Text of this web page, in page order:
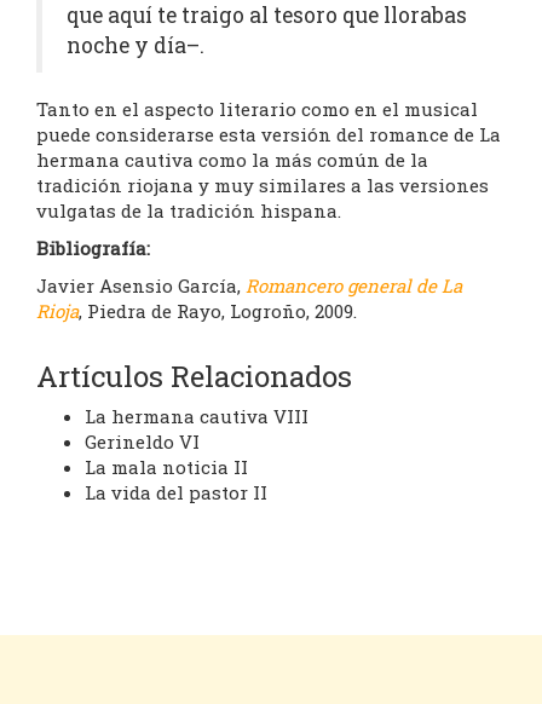
que aquí te traigo al tesoro que llorabas
noche y día–.
Tanto en el aspecto literario como en el musical
puede considerarse esta versión del romance de La
hermana cautiva como la más común de la
tradición riojana y muy similares a las versiones
vulgatas de la tradición hispana.
Bibliografía:
Javier Asensio García, Romancero general de La
Rioja, Piedra de Rayo, Logroño, 2009.
Artículos Relacionados
La hermana cautiva VIII
Gerineldo VI
La mala noticia II
La vida del pastor II